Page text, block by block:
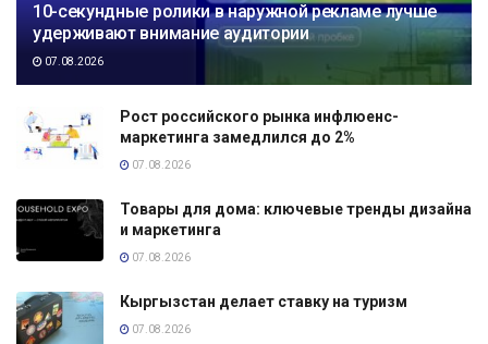
10-секундные ролики в наружной рекламе лучше
удерживают внимание аудитории
07.08.2026
Рост российского рынка инфлюенс-
маркетинга замедлился до 2%
07.08.2026
Товары для дома: ключевые тренды дизайна
и маркетинга
07.08.2026
Кыргызстан делает ставку на туризм
07.08.2026